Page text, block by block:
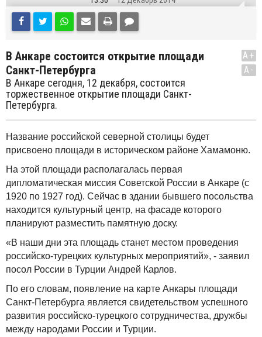
В Анкаре состоится открытие площади
Санкт-Петербурга
В Анкаре сегодня, 12 декабря, состоится
торжественное открытие площади Санкт-
Петербурга.
A+
A-
Название российской северной столицы будет
присвоено площади в историческом районе Хамамоню.
На этой площади располагалась первая
дипломатическая миссия Советской России в Анкаре (с
1920 по 1927 год). Сейчас в здании бывшего посольства
находится культурный центр, на фасаде которого
планируют разместить памятную доску.
«В наши дни эта площадь станет местом проведения
российско-турецких культурных мероприятий», - заявил
посол России в Турции Андрей Карлов.
По его словам, появление на карте Анкары площади
Санкт-Петербурга является свидетельством успешного
развития российско-турецкого сотрудничества, дружбы
между народами России и Турции.